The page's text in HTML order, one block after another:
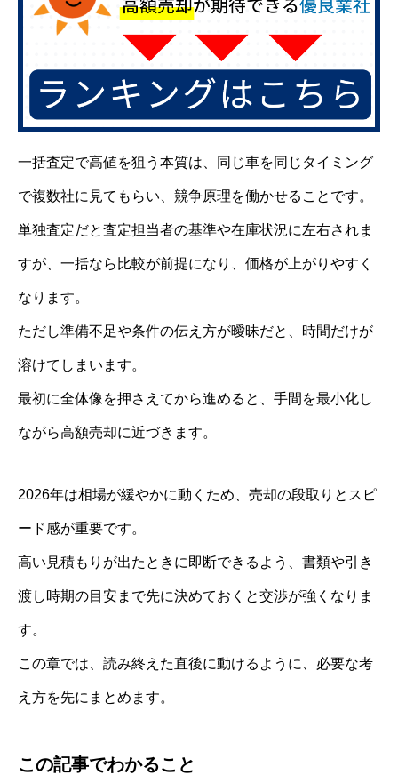
一括査定で高値を狙う本質は、同じ車を同じタイミング
で複数社に見てもらい、競争原理を働かせることです。
単独査定だと査定担当者の基準や在庫状況に左右されま
すが、一括なら比較が前提になり、価格が上がりやすく
なります。
ただし準備不足や条件の伝え方が曖昧だと、時間だけが
溶けてしまいます。
最初に全体像を押さえてから進めると、手間を最小化し
ながら高額売却に近づきます。
2026年は相場が緩やかに動くため、売却の段取りとスピ
ード感が重要です。
高い見積もりが出たときに即断できるよう、書類や引き
渡し時期の目安まで先に決めておくと交渉が強くなりま
す。
この章では、読み終えた直後に動けるように、必要な考
え方を先にまとめます。
この記事でわかること